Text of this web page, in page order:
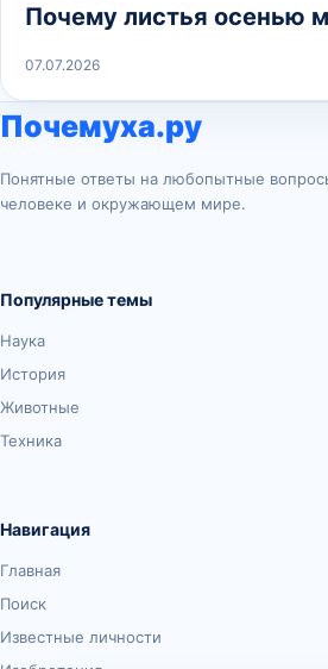
Почему листья осенью
07.07.2026
Почемуха.ру
Понятные ответы на любопытные
человеке и окружающем мире.
Популярные темы
Наука
История
Животные
Техника
Навигация
Главная
Поиск
Известные личности